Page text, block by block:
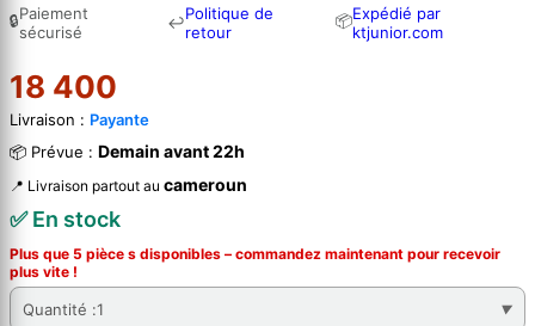
🔒Paiement
sécurisé
↩Politique de
retour
📦Expédié par
ktjunior.com
18 400
Livraison : Payante
📦 Prévue : Demain avant 22h
📍 Livraison partout au cameroun
✅ En stock
Plus que 5 pièce s disponibles – commandez maintenant pour recevoir
plus vite !
Quantité :1